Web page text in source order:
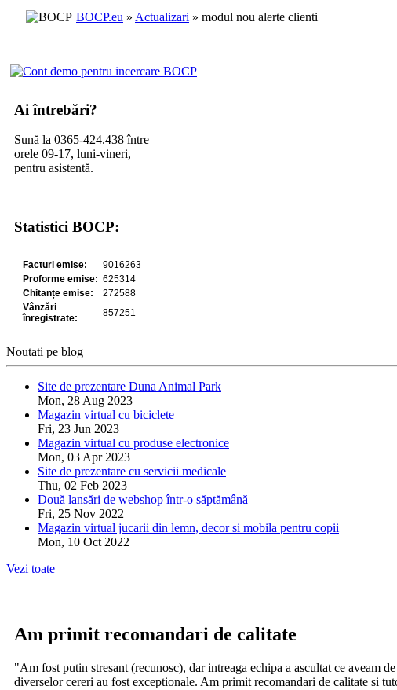
BOCP.eu » Actualizari » modul nou alerte clienti
Ai întrebări?
Sună la 0365-424.438 între
orele 09-17, luni-vineri,
pentru asistentă.
Statistici BOCP:
Noutati pe blog
Site de prezentare Duna Animal Park
Mon, 28 Aug 2023
Magazin virtual cu biciclete
Fri, 23 Jun 2023
Magazin virtual cu produse electronice
Mon, 03 Apr 2023
Site de prezentare cu servicii medicale
Thu, 02 Feb 2023
Două lansări de webshop într-o săptămână
Fri, 25 Nov 2022
Magazin virtual jucarii din lemn, decor si mobila pentru copii
Mon, 10 Oct 2022
Vezi toate
Am primit recomandari de calitate
"Am fost putin stresant (recunosc), dar intreaga echipa a ascultat ce aveam
diverselor cereri au fost exceptionale. Am primit recomandari de calitate si